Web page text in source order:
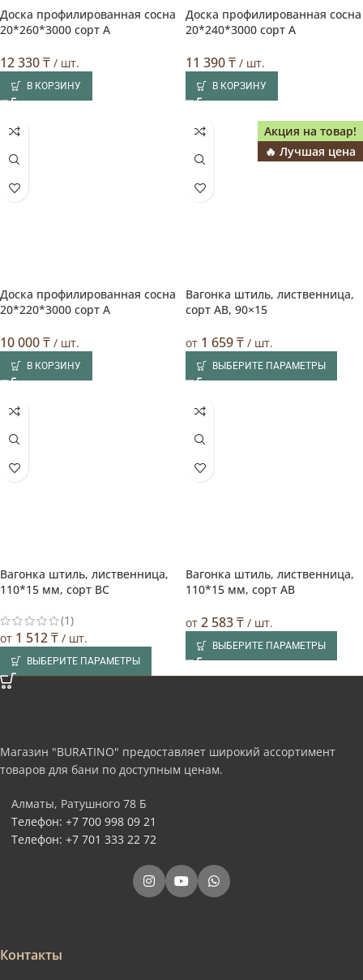
🔥 Лучшая цена
Доска профилированная сосна
20*260*3000 сорт А
12 330₸ / шт.
В КОРЗИНУ
🔥 Лучшая цена
Доска профилированная сосна
20*240*3000 сорт А
11 390₸ / шт.
В КОРЗИНУ
🔥 Лучшая цена
Доска профилированная сосна
20*220*3000 сорт А
10 000₸ / шт.
В КОРЗИНУ
Акция на товар!
🔥 Лучшая цена
Вагонка штиль, лиственница,
сорт AB, 90×15
от 1 659₸ / шт.
ВЫБЕРИТЕ ПАРАМЕТРЫ
🔥 Лучшая цена
Вагонка штиль, лиственница,
110*15 мм, сорт BC
(1)
от 1 512₸ / шт.
ВЫБЕРИТЕ ПАРАМЕТРЫ
🔥 Лучшая цена
Вагонка штиль, лиственница,
110*15 мм, сорт AB
от 2 583₸ / шт.
ВЫБЕРИТЕ ПАРАМЕТРЫ
Магазин "BURATINO" предоставляет широкий ассортимент
товаров для бани по доступным ценам.
Алматы, Ратушного 78 Б
Телефон: +7 700 998 09 21
Телефон: +7 701 333 22 72
Контакты